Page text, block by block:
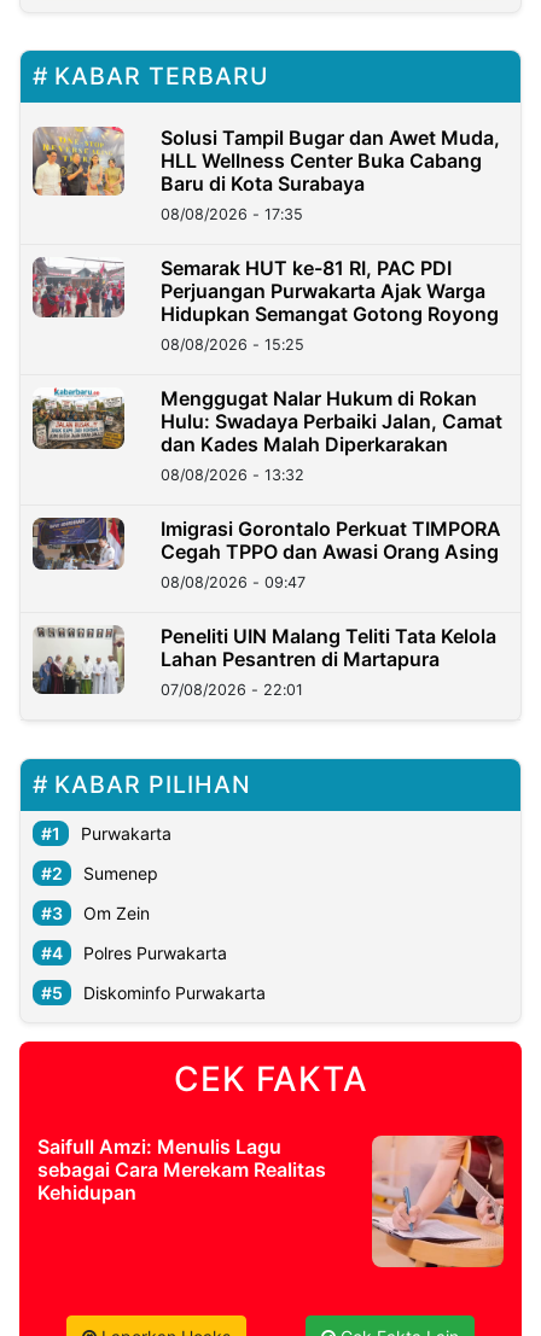
KABAR TERBARU
Solusi Tampil Bugar dan Awet Muda,
HLL Wellness Center Buka Cabang
Baru di Kota Surabaya
08/08/2026 - 17:35
Semarak HUT ke-81 RI, PAC PDI
Perjuangan Purwakarta Ajak Warga
Hidupkan Semangat Gotong Royong
08/08/2026 - 15:25
Menggugat Nalar Hukum di Rokan
Hulu: Swadaya Perbaiki Jalan, Camat
dan Kades Malah Diperkarakan
08/08/2026 - 13:32
Imigrasi Gorontalo Perkuat TIMPORA
Cegah TPPO dan Awasi Orang Asing
08/08/2026 - 09:47
Peneliti UIN Malang Teliti Tata Kelola
Lahan Pesantren di Martapura
07/08/2026 - 22:01
KABAR PILIHAN
Purwakarta
Sumenep
Om Zein
Polres Purwakarta
Diskominfo Purwakarta
CEK FAKTA
Saifull Amzi: Menulis Lagu
sebagai Cara Merekam Realitas
Kehidupan